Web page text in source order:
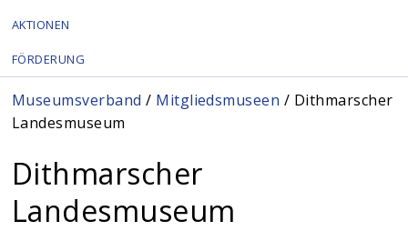
AKTIONEN
FÖRDERUNG
Sie sind hier
Museumsverband / Mitgliedsmuseen / Dithmarscher
Landesmuseum
Dithmarscher
Landesmuseum